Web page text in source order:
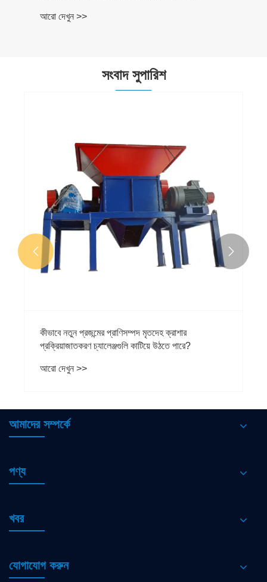
আরো দেখুন >>
সংবাদ সুপারিশ
কীভাবে নতুন প্রজন্মের প্রাণিসম্পদ মৃতদেহ ক্রাশার
প্রক্রিয়াজাতকরণ চ্যালেঞ্জগুলি কাটিয়ে উঠতে পারে?
আরো দেখুন >>
 
আমাদের সম্পর্কে
পণ্য
খবর
যোগাযোগ করুন